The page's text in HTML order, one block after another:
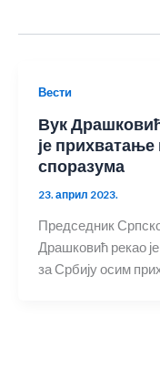
Вести
Вук
је
споразума
23. април 2023.
Председник
Драшковић рекао
за Србију осим